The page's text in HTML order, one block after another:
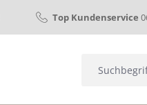
Top Kundenservice